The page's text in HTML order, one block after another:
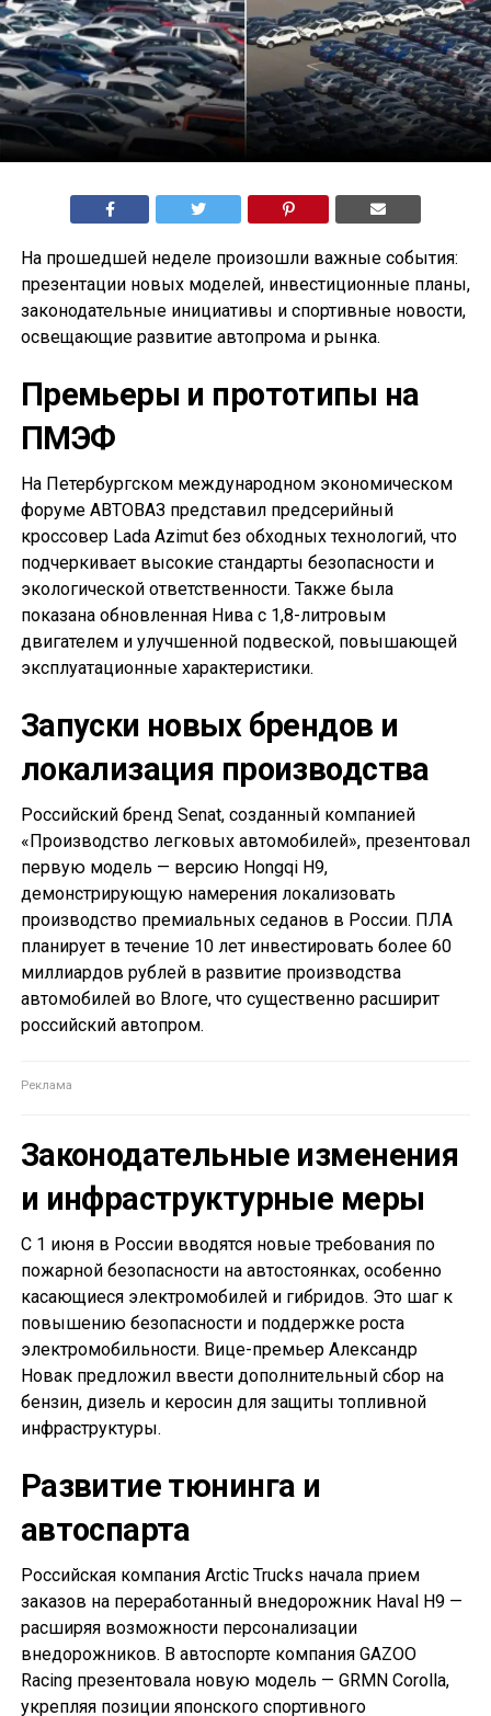
На прошедшей неделе произошли важные события:
презентации новых моделей, инвестиционные планы,
законодательные инициативы и спортивные новости,
освещающие развитие автопрома и рынка.
Премьеры и прототипы на
ПМЭФ
На Петербургском международном экономическом
форуме АВТОВАЗ представил предсерийный
кроссовер Lada Azimut без обходных технологий, что
подчеркивает высокие стандарты безопасности и
экологической ответственности. Также была
показана обновленная Нива с 1,8-литровым
двигателем и улучшенной подвеской, повышающей
эксплуатационные характеристики.
Запуски новых брендов и
локализация производства
Российский бренд Senat, созданный компанией
«Производство легковых автомобилей», презентовал
первую модель — версию Hongqi H9,
демонстрирующую намерения локализовать
производство премиальных седанов в России. ПЛА
планирует в течение 10 лет инвестировать более 60
миллиардов рублей в развитие производства
автомобилей во Влоге, что существенно расширит
российский автопром.
Законодательные изменения
и инфраструктурные меры
С 1 июня в России вводятся новые требования по
пожарной безопасности на автостоянках, особенно
касающиеся электромобилей и гибридов. Это шаг к
повышению безопасности и поддержке роста
электромобильности. Вице-премьер Александр
Новак предложил ввести дополнительный сбор на
бензин, дизель и керосин для защиты топливной
инфраструктуры.
Развитие тюнинга и
автоспарта
Российская компания Arctic Trucks начала прием
заказов на переработанный внедорожник Haval H9 —
расширяя возможности персонализации
внедорожников. В автоспорте компания GAZOO
Racing презентовала новую модель — GRMN Corolla,
укрепляя позиции японского спортивного